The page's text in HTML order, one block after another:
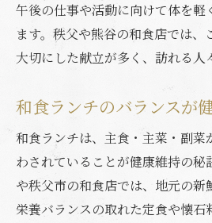
午後の仕事や活動に向けて体を軽
ます。秩父や熊谷の和食店では、
大切にした献立が多く、訪れる人
和食ランチのバランスが
和食ランチは、主食・主菜・副菜
わされていることが健康維持の秘
や秩父市の和食店では、地元の新
栄養バランスの取れた定食や懐石